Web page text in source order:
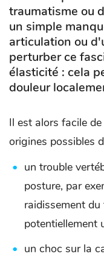
traumatisme ou
un simple
articulation ou
perturber ce
élasticité : cela
douleur
Il est alors facile
origines possibles
un trouble
posture, par
raidissement
potentiellement
un choc sur la